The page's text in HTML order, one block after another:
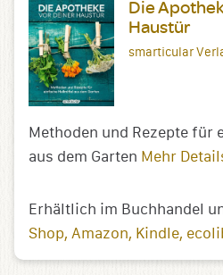
Die
Haustür
smarticular
Methoden und Rezepte für
aus dem Garten Mehr
Erhältlich im Buchhandel
Shop Amazon Kindle